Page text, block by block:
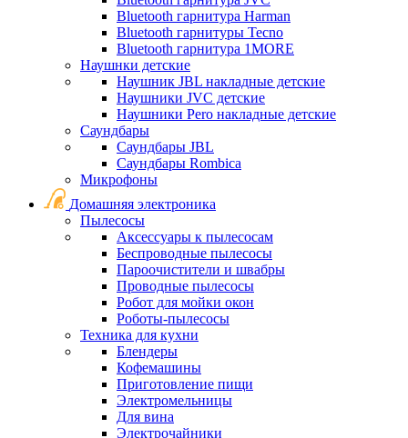
Bluetooth гарнитура Harman
Bluetooth гарнитуры Tecno
Bluetooth гарнитура 1MORE
Наушнки детские
Наушник JBL накладные детские
Наушники JVC детские
Наушники Pero накладные детские
Саундбары
Саундбары JBL
Саундбары Rombica
Микрофоны
Домашняя электроника
Пылесосы
Аксессуары к пылесосам
Беспроводные пылесосы
Пароочистители и швабры
Проводные пылесосы
Робот для мойки окон
Роботы-пылесосы
Техника для кухни
Блендеры
Кофемашины
Приготовление пищи
Электромельницы
Для вина
Электрочайники